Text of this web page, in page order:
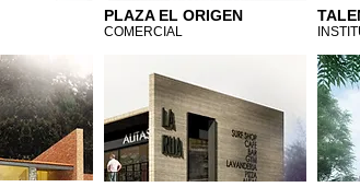
PLAZA EL ORIGEN
COMERCIAL